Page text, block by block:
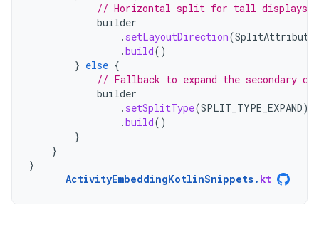
// Horizontal split for tall displays.
builder
. setLayoutDirection(
.build()
} else {
// Fallback to expand the secondary
builder
. setSplitType(SPLIT_TYPE_EXPAND)
.build()
}
}
}
ActivityEmbeddingKotlinSnippets. kt